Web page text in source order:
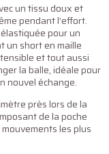
un tissu doux et
pendant l’effort.
pour un
un short en maille
et tout aussi
la balle, idéale pour
nouvel échange.
près lors de la
de la poche
les plus